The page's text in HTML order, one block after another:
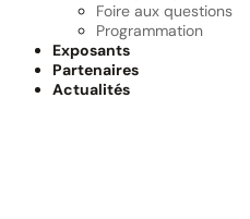
Foire aux questions
Programmation
Exposants
Partenaires
Actualités